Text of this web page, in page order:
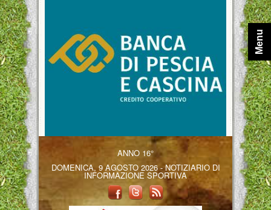
ANNO 16°
DOMENICA, 9 AGOSTO 2026 - NOTIZIARIO DI
INFORMAZIONE SPORTIVA
Menu